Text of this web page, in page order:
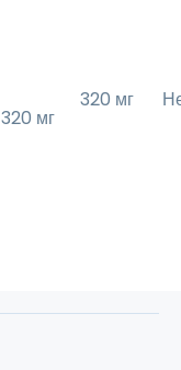
320 мг
320 мг